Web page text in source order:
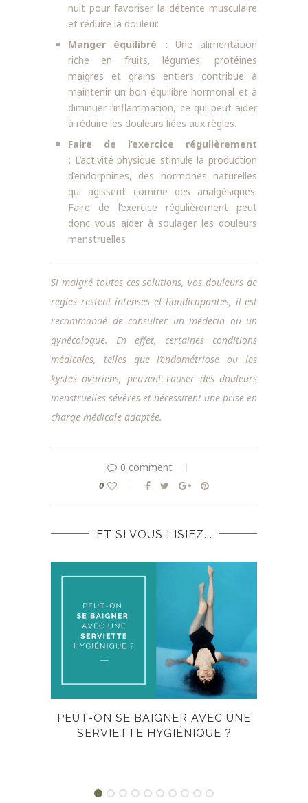
nuit pour favoriser la détente musculaire
et réduire la douleur.
Manger équilibré : Une alimentation
riche en fruits, légumes, protéines
maigres et grains entiers contribue à
maintenir un bon équilibre hormonal et à
diminuer l’inflammation, ce qui peut aider
à réduire les douleurs liées aux règles.
Faire de l’exercice régulièrement
: L’activité physique stimule la production
d’endorphines, des hormones naturelles
qui agissent comme des analgésiques.
Faire de l’exercice régulièrement peut
donc vous aider à soulager les douleurs
menstruelles
Si malgré toutes ces solutions, vos douleurs de
règles restent intenses et handicapantes, il est
recommandé de consulter un médecin ou un
gynécologue. En effet, certaines conditions
médicales, telles que l’endométriose ou les
kystes ovariens, peuvent causer des douleurs
menstruelles sévères et nécessitent une prise en
charge médicale adaptée.
0 comment
0
ET SI VOUS LISIEZ...
PEUT-ON SE BAIGNER AVEC UNE
SERVIETTE HYGIÉNIQUE ?